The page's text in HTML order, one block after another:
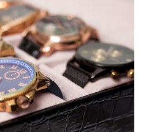
al Welfare e Bilanci Pubblici
in Europa e nei mercati
energetici ha creato buchi
Energetici: Le risorse
a sanità e istruzione sono state
ed evitare rivolte